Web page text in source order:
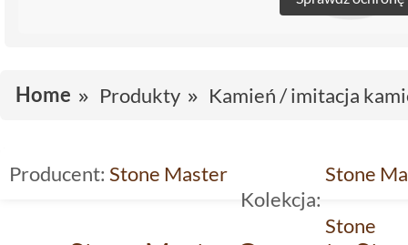
Home Produkty Kamień / imitacja
Producent: Stone Master
Kolekcja:
Stone
Stone